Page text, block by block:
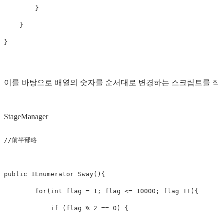
}
}
}
이를 바탕으로 배열의 숫자를 순서대로 변경하는 스크립트를
StageManager
//前半部略
public IEnumerator Sway(){
for( int flag = 1 ; flag <= 10000 ; flag ++){
if ( flag % 2 == 0 ) {